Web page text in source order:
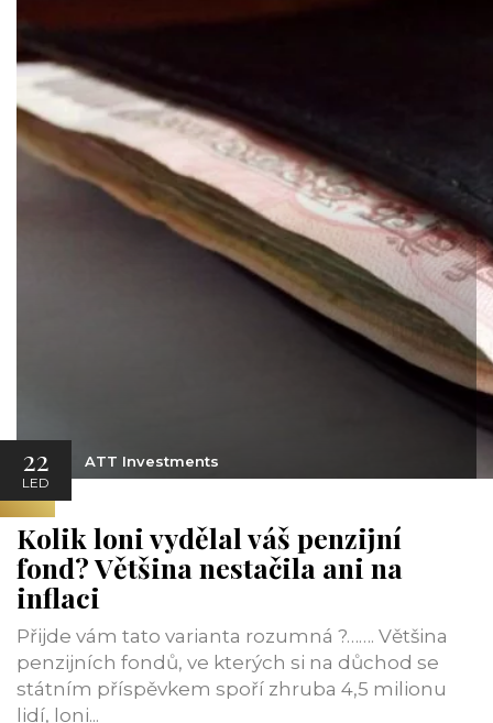
22
LED
ATT Investments
Kolik loni vydělal váš penzijní
fond? Většina nestačila ani na
inflaci
Přijde vám tato varianta rozumná ?……. Většina
penzijních fondů, ve kterých si na důchod se
státním příspěvkem spoří zhruba 4,5 milionu
lidí, loni...